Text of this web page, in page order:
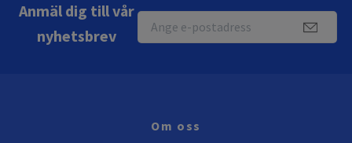
Anmäl dig till vår
nyhetsbrev
Om oss